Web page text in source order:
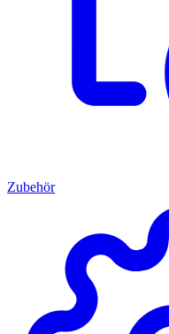
Zubehör